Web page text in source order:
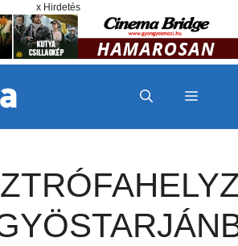
x Hirdetés
MENÜ